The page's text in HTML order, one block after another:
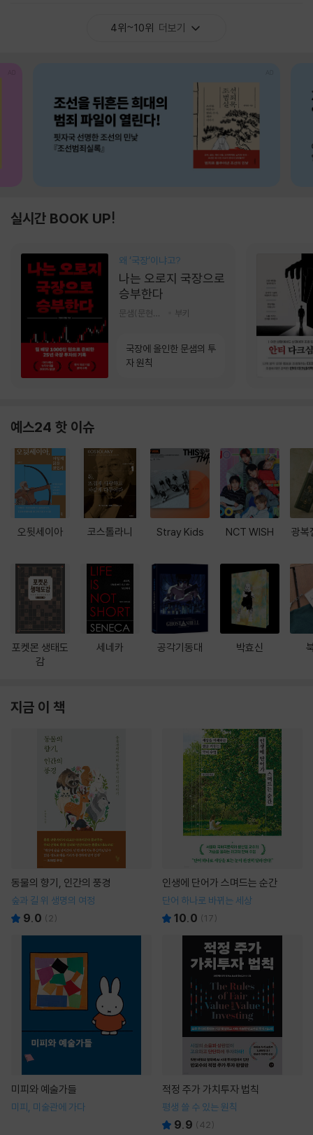
4위~10위 더보기
실시간 BOOK UP!
왜 ‘국장‘이냐고?
나는 오로지 국장으로
승부한다
부키
국장에 올인한 문샘의 투
자 원칙
예스24 핫 이슈
오뒷세이아
포켓몬 생태도
감
코스톨라니
세네카
Stray Kids
공각기동대
NCT WISH
박효신
광복
지금 이 책
동물의 향기, 인간의 풍경
숲과 길 위 생명의 여정
9.0 ( 2)
인생에 단어가 스며드는 순간
단어 하나로 바뀌는 세상
10.0 (17)
미피와 예술가들
미피, 미술관에 가다
적정 주가 가치투자 법칙
평생 쓸 수 있는 원칙
9.9 (42)